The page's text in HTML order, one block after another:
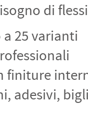
di
25 varianti
finiture
adesivi,